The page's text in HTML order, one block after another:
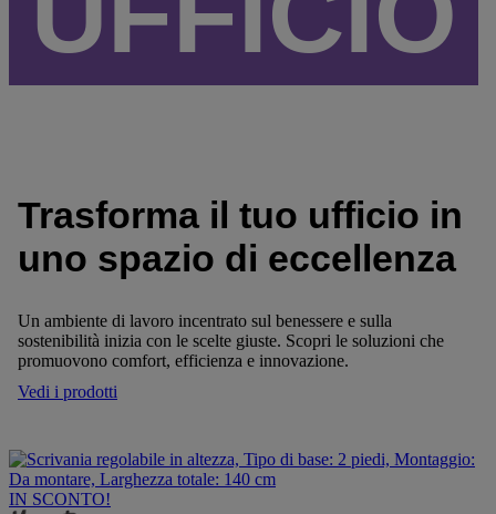
Trasforma il tuo ufficio in
uno spazio di eccellenza
Un ambiente di lavoro incentrato sul benessere e sulla
sostenibilità inizia con le scelte giuste. Scopri le soluzioni che
promuovono comfort, efficienza e innovazione.
Vedi i prodotti
IN SCONTO!